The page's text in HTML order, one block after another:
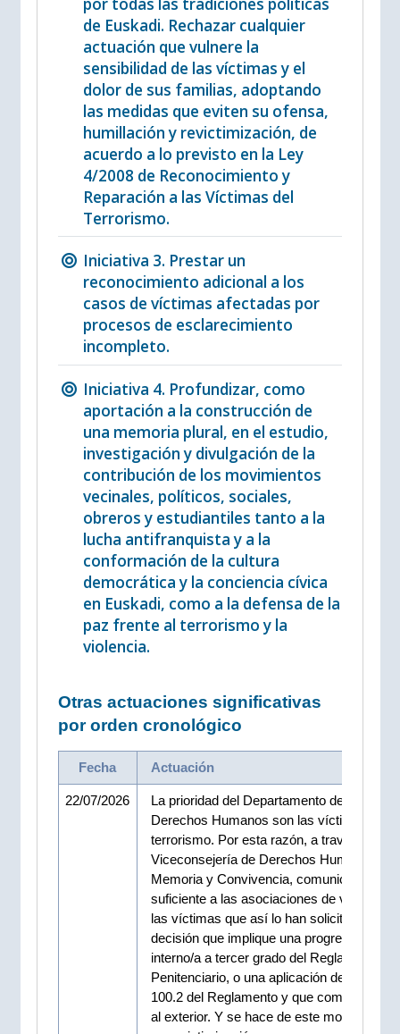
de Euskadi. Rechazar cualquier
actuación que vulnere la
sensibilidad de las víctimas y el
dolor de sus familias, adoptando
las medidas que eviten su ofensa,
humillación y revictimización, de
acuerdo a lo previsto en la Ley
4/2008 de Reconocimiento y
Reparación a las Víctimas del
Terrorismo.
Iniciativa 3. Prestar un
reconocimiento adicional a los
casos de víctimas afectadas por
procesos de esclarecimiento
incompleto.
Iniciativa 4. Profundizar, como
aportación a la construcción de
una memoria plural, en el estudio,
investigación y divulgación de la
contribución de los movimientos
vecinales, políticos, sociales,
obreros y estudiantiles tanto a la
lucha antifranquista y a la
conformación de la cultura
democrática y la conciencia cívica
en Euskadi, como a la defensa de la
paz frente al terrorismo y la
violencia.
Otras actuaciones significativas
por orden cronológico
Fecha Actuación
22/07/2026
La prioridad del Departamento de Justicia
Derechos Humanos son las víctimas del
terrorismo. Por esta razón, a través de la
Viceconsejería de Derechos Humanos,
Memoria y Convivencia, comunica con
suficiente a las asociaciones de víctimas,
las víctimas que así lo han solicitado,
decisión que implique una progresión de
interno/a a tercer grado del Reglamento
Penitenciario, o una aplicación del artículo
100.2 del Reglamento y que comporta
al exterior. Y se hace de este modo para